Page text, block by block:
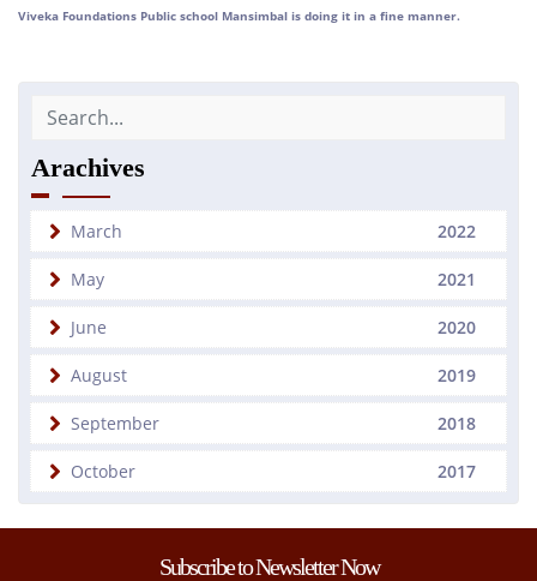
Viveka Foundations Public school Mansimbal is doing it in a fine manner.
Arachives
March 2022
May 2021
June 2020
August 2019
September 2018
October 2017
Subscribe to Newsletter Now